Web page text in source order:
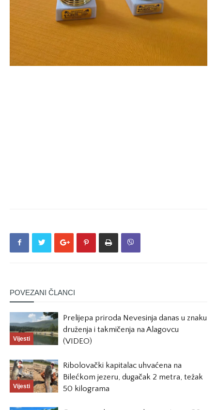
POVEZANI ČLANCI
Vijesti
Prelijepa priroda Nevesinja danas u znaku
druženja i takmičenja na Alagovcu
(VIDEO)
Vijesti
Ribolovački kapitalac uhvaćena na
Bilećkom jezeru, dugačak 2 metra, težak
50 kilograma